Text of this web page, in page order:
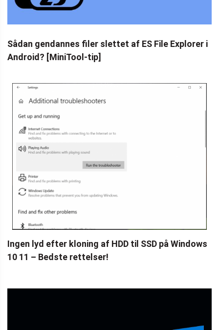
Sådan gendannes filer slettet af ES File Explorer i
Android? [MiniTool-tip]
Ingen lyd efter kloning af HDD til SSD på Windows
10 11 – Bedste rettelser!